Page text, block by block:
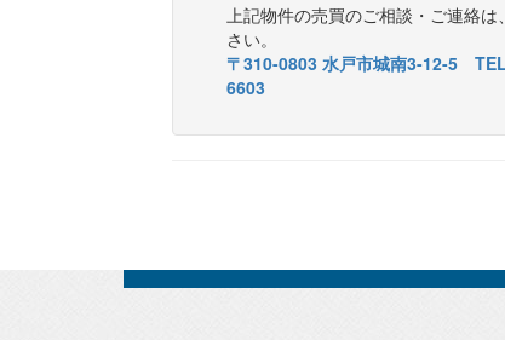
上記物件の売買のご相談・ご連絡
さい。
〒310-0803 水戸市城南3-12-5
6603